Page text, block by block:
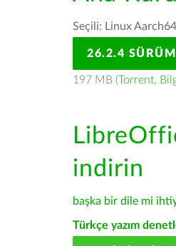
Seçili: Linux
26.2.4
197 MB (Torrent,
indirin
başka bir dile mi
Türkçe yazım